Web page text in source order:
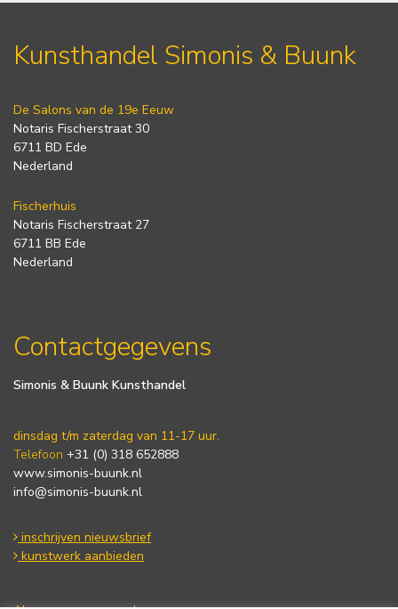
Kunsthandel Simonis & Buunk
De Salons van de 19e Eeuw
Notaris Fischerstraat 30
6711 BD Ede
Nederland
Fischerhuis
Notaris Fischerstraat 27
6711 BB Ede
Nederland
Contactgegevens
Simonis & Buunk Kunsthandel
dinsdag t/m zaterdag van 11-17 uur.
Telefoon +31 (0) 318 652888
www.simonis-buunk.nl
info@simonis-buunk.nl
inschrijven nieuwsbrief
kunstwerk aanbieden